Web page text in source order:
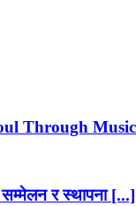
Through
सम्मेलन र स्थापना [...]